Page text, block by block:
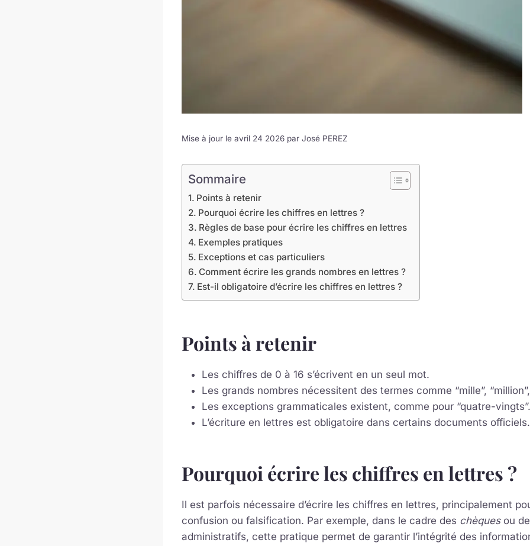
Mise à jour le avril 24 2026 par José PEREZ
Sommaire
Points à retenir
Pourquoi écrire les chiffres en lettres ?
Règles de base pour écrire les chiffres en lettres
Exemples pratiques
Exceptions et cas particuliers
Comment écrire les grands nombres en lettres ?
Est-il obligatoire d’écrire les chiffres en lettres ?
Points à retenir
Les chiffres de 0 à 16 s’écrivent en un seul mot.
Les grands nombres nécessitent des termes comme “mille”, “million”,
Les exceptions grammaticales existent, comme pour “quatre-vingts”.
L’écriture en lettres est obligatoire dans certains documents officiels.
Pourquoi écrire les chiffres en lettres ?
Il est parfois nécessaire d’écrire les chiffres en lettres, principalement
confusion ou falsification. Par exemple, dans le cadre des chèquesou
administratifs, cette pratique permet de garantir l’intégrité des